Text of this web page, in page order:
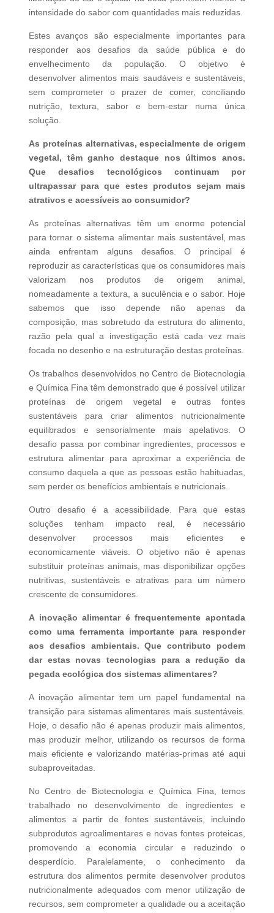
intensidade do sabor com quantidades mais reduzidas.
Estes avanços são especialmente importantes para
responder aos desafios da saúde pública e do
envelhecimento da população. O objetivo é
desenvolver alimentos mais saudáveis e sustentáveis,
sem comprometer o prazer de comer, conciliando
nutrição, textura, sabor e bem-estar numa única
solução.
As proteínas alternativas, especialmente de origem
vegetal, têm ganho destaque nos últimos anos.
Que desafios tecnológicos continuam por
ultrapassar para que estes produtos sejam mais
atrativos e acessíveis ao consumidor?
As proteínas alternativas têm um enorme potencial
para tornar o sistema alimentar mais sustentável, mas
ainda enfrentam alguns desafios. O principal é
reproduzir as características que os consumidores mais
valorizam nos produtos de origem animal,
nomeadamente a textura, a suculência e o sabor. Hoje
sabemos que isso depende não apenas da
composição, mas sobretudo da estrutura do alimento,
razão pela qual a investigação está cada vez mais
focada no desenho e na estruturação destas proteínas.
Os trabalhos desenvolvidos no Centro de Biotecnologia
e Química Fina têm demonstrado que é possível utilizar
proteínas de origem vegetal e outras fontes
sustentáveis para criar alimentos nutricionalmente
equilibrados e sensorialmente mais apelativos. O
desafio passa por combinar ingredientes, processos e
estrutura alimentar para aproximar a experiência de
consumo daquela a que as pessoas estão habituadas,
sem perder os benefícios ambientais e nutricionais.
Outro desafio é a acessibilidade. Para que estas
soluções tenham impacto real, é necessário
desenvolver processos mais eficientes e
economicamente viáveis. O objetivo não é apenas
substituir proteínas animais, mas disponibilizar opções
nutritivas, sustentáveis e atrativas para um número
crescente de consumidores.
A inovação alimentar é frequentemente apontada
como uma ferramenta importante para responder
aos desafios ambientais. Que contributo podem
dar estas novas tecnologias para a redução da
pegada ecológica dos sistemas alimentares?
A inovação alimentar tem um papel fundamental na
transição para sistemas alimentares mais sustentáveis.
Hoje, o desafio não é apenas produzir mais alimentos,
mas produzir melhor, utilizando os recursos de forma
mais eficiente e valorizando matérias-primas até aqui
subaproveitadas.
No Centro de Biotecnologia e Química Fina, temos
trabalhado no desenvolvimento de ingredientes e
alimentos a partir de fontes sustentáveis, incluindo
subprodutos agroalimentares e novas fontes proteicas,
promovendo a economia circular e reduzindo o
desperdício. Paralelamente, o conhecimento da
estrutura dos alimentos permite desenvolver produtos
nutricionalmente adequados com menor utilização de
recursos, sem comprometer a qualidade ou a aceitação